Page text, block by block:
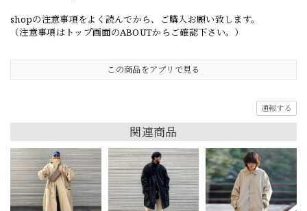
shopの注意事項をよく読んでから、ご購入お願い致します。
（注意事項はトップ画面のABOUTからご確認下さい。）
この商品をアプリで見る
通報する
関連商品